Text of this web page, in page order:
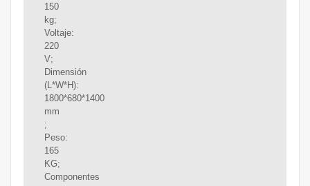
150
kg;
Voltaje:
220
V;
Dimensión
(L*W*H):
1800*680*1400
mm
;
Peso:
165
KG;
Componentes